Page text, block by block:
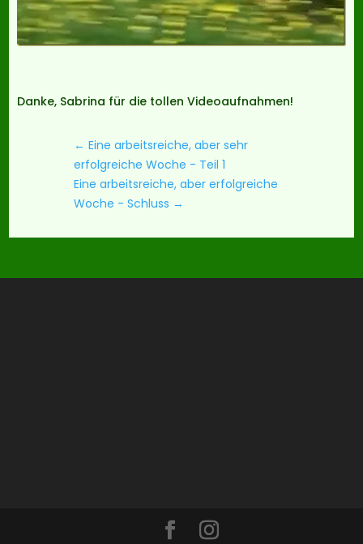
Danke, Sabrina für die tollen Videoaufnahmen!
←Eine arbeitsreiche, aber sehr
erfolgreiche Woche - Teil 1
Eine arbeitsreiche, aber erfolgreiche
Woche - Schluss →